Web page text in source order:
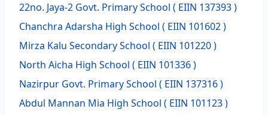
22no. Jaya-2 Govt. Primary School ( EIIN 137393 )
Chanchra Adarsha High School ( EIIN 101602 )
Mirza Kalu Secondary School ( EIIN 101220 )
North Aicha High School ( EIIN 101336 )
Nazirpur Govt. Primary School ( EIIN 137316 )
Abdul Mannan Mia High School ( EIIN 101123 )